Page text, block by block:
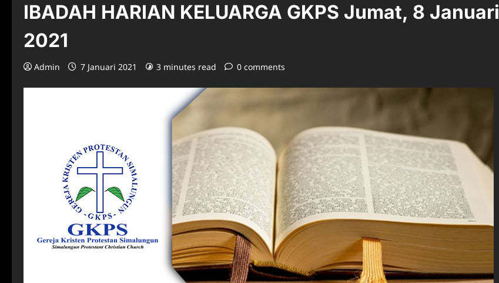
IBADAH HARIAN KELUARGA GKPS Jumat, 8 Januari
2021
Admin 7 Januari 2021 3 minutes read 0 comments